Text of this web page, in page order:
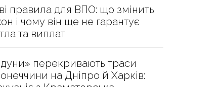
правила для ВПО: що змінить
і чому він ще не гарантує
та виплат
перекривають траси
на Дніпро й Харків: